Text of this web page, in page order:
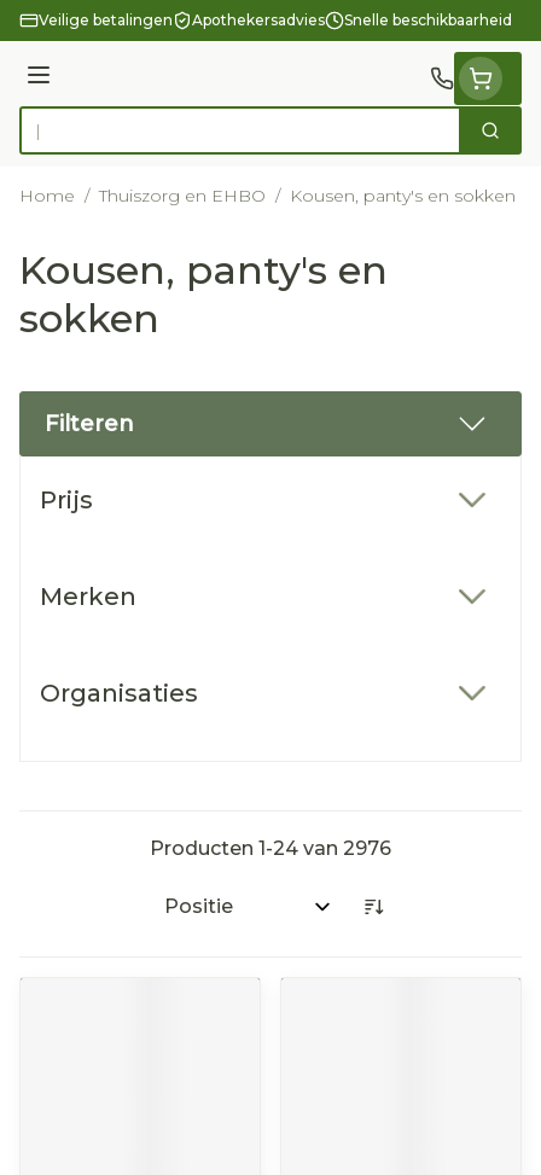
Ga naar de inhoud
Veilige betalingen Apothekersadvies Snelle beschikbaarheid
Menu
Product, merk, categorie... Zoek
Home / Thuiszorg en EHBO / Kousen, panty's en sokken
Kousen, panty's en
sokken
Filteren
Prijs
Merken
Organisaties
Producten 1-24 van 2976
Sorteer op: